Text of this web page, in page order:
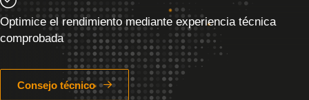
Optimice el rendimiento mediante experiencia técnica
comprobada
Consejo técnico